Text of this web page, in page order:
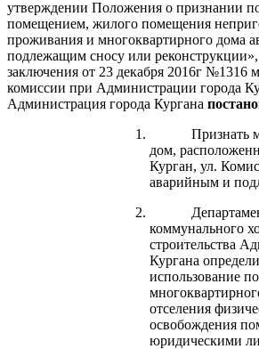
утверждении Положения о признании
помещением, жилого помещения
проживания и многоквартирного дома
подлежащим сносу или реконструкции»,
заключения от 23 декабря 2016г №1316
комиссии при Администрации города
Администрация города Кургана
Признать
дом,
Курган, ул.
аварийным и
коммунального
строительства
Кургана
использование
отселения
освобождения
юридическими